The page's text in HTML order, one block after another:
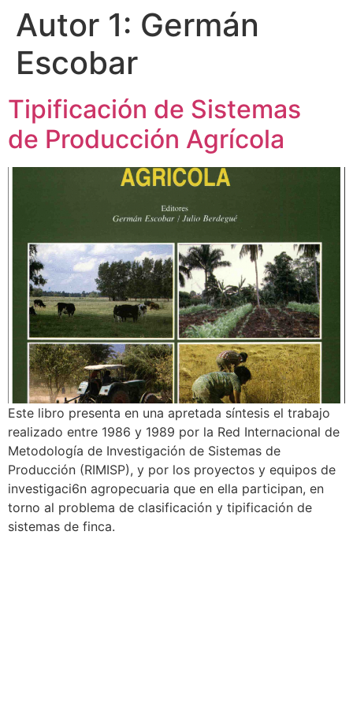
Autor 1: Germán
Escobar
Tipificación de Sistemas
de Producción Agrícola
Este libro presenta en una apretada síntesis el trabajo
realizado entre 1986 y 1989 por la Red Internacional de
Metodología de Investigación de Sistemas de
Producción (RIMISP), y por los proyectos y equipos de
investigaci6n agropecuaria que en ella participan, en
torno al problema de clasificación y tipificación de
sistemas de finca.